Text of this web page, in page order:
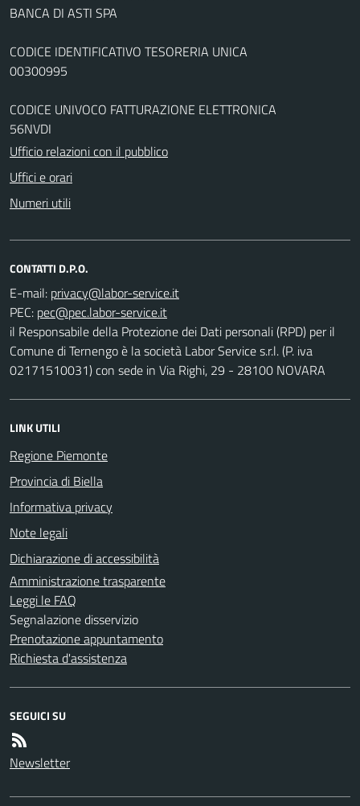
BANCA DI ASTI SPA
CODICE IDENTIFICATIVO TESORERIA UNICA
00300995
CODICE UNIVOCO FATTURAZIONE ELETTRONICA
56NVDI
Ufficio relazioni con il pubblico
Uffici e orari
Numeri utili
CONTATTI D.P.O.
E-mail:
PEC:
il Responsabile della Protezione dei Dati personali (RPD) per il
Comune di Ternengo è la società Labor Service s.r.l. (P. iva
02171510031) con sede in Via Righi, 29 - 28100 NOVARA
LINK UTILI
Regione Piemonte
Provincia di Biella
Informativa privacy
Note legali
Dichiarazione di accessibilità
Amministrazione trasparente
Leggi le FAQ
Segnalazione disservizio
Prenotazione appuntamento
Richiesta d'assistenza
SEGUICI SU
Newsletter